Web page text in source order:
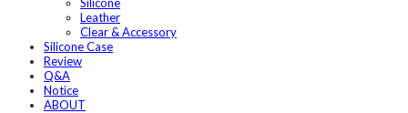
Leather
Clear & Accessory
Silicone Case
Review
Q&A
Notice
ABOUT